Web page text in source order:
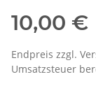
10,00 €
Endpreis zzgl.
Umsatzsteuer